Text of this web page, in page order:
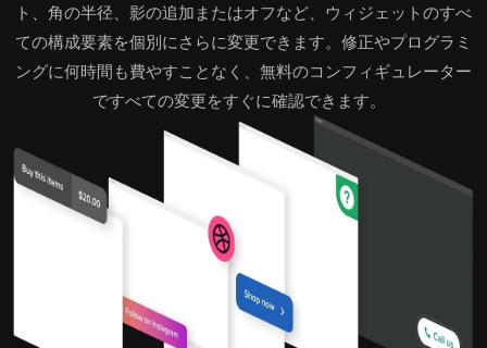
ト、角の半径、影の追加またはオフなど、ウィジェットのすべ
ての構成要素を個別にさらに変更できます。修正やプログラミ
ングに何時間も費やすことなく、無料のコンフィギュレーター
ですべての変更をすぐに確認できます。